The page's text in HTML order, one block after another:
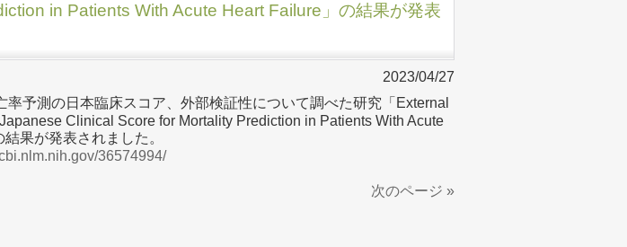
in Patients With Acute Heart Failure」の結果が発表
2023/04/27
率予測の日本臨床スコア、外部検証性について調べた研究「External
Clinical Score for Mortality Prediction in Patients With Acute
果が発表されました。
36574994/
次のページ »